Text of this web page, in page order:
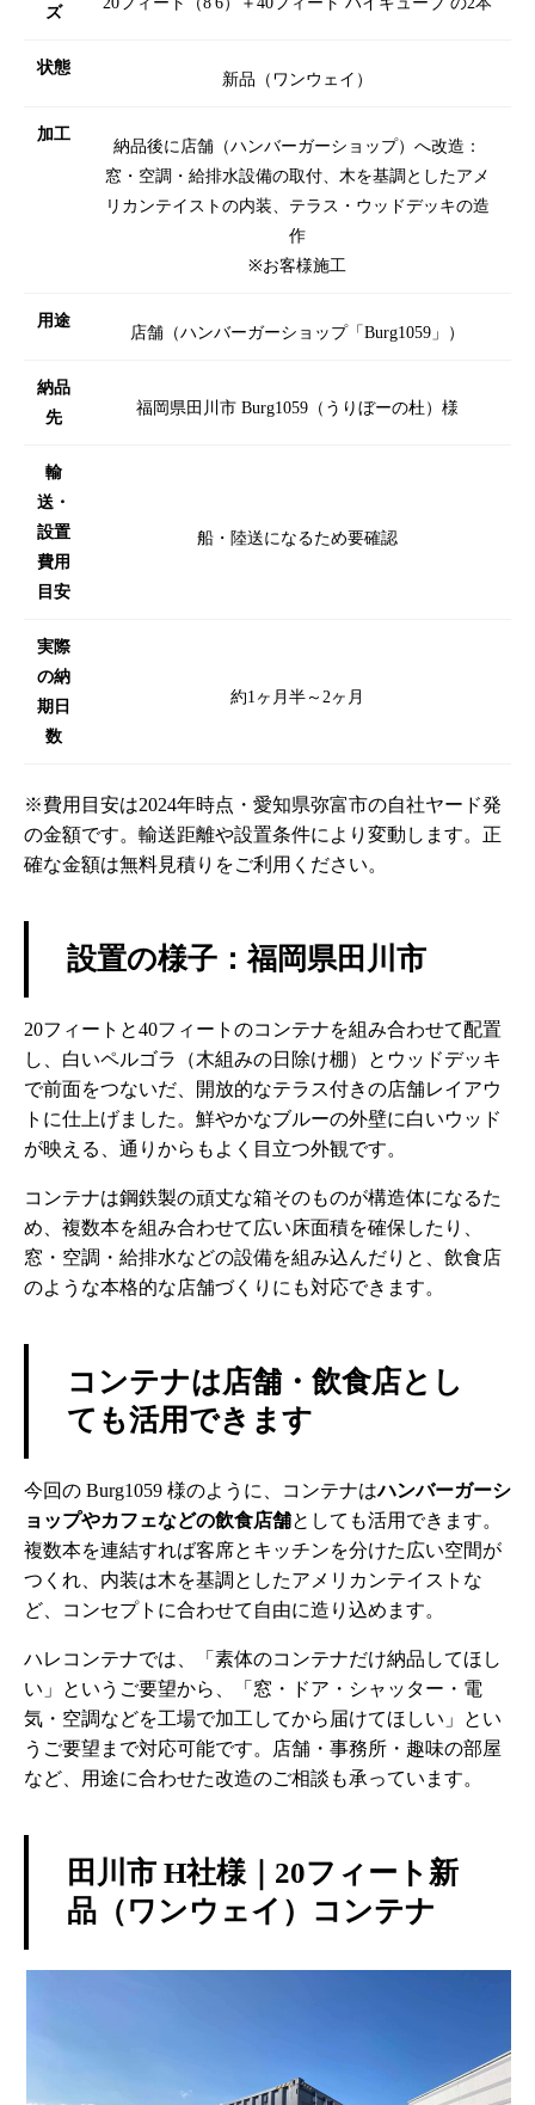
ズ
状態
新品（ワンウェイ）
加工
納品後に店舗（ハンバーガーショップ）へ改造：
窓・空調・給排水設備の取付、木を基調としたアメ
リカンテイストの内装、テラス・ウッドデッキの造
作
※お客様施工
用途
店舗（ハンバーガーショップ「Burg1059」）
納品
先
福岡県田川市 Burg1059（うりぼーの杜）様
輸
送・
設置
費用
目安
船・陸送になるため要確認
実際
の納
期日
数
約1ヶ月半～2ヶ月
※費用目安は2024年時点・愛知県弥富市の自社ヤード発
の金額です。輸送距離や設置条件により変動します。正
確な金額は無料見積りをご利用ください。
設置の様子：福岡県田川市
20フィートと40フィートのコンテナを組み合わせて配置
し、白いペルゴラ（木組みの日除け棚）とウッドデッキ
で前面をつないだ、開放的なテラス付きの店舗レイアウ
トに仕上げました。鮮やかなブルーの外壁に白いウッド
が映える、通りからもよく目立つ外観です。
コンテナは鋼鉄製の頑丈な箱そのものが構造体になるた
め、複数本を組み合わせて広い床面積を確保したり、
窓・空調・給排水などの設備を組み込んだりと、飲食店
のような本格的な店舗づくりにも対応できます。
コンテナは店舗・飲食店とし
ても活用できます
今回の Burg1059 様のように、コンテナはハンバーガーシ
ョップやカフェなどの飲食店舗としても活用できます。
複数本を連結すれば客席とキッチンを分けた広い空間が
つくれ、内装は木を基調としたアメリカンテイストな
ど、コンセプトに合わせて自由に造り込めます。
ハレコンテナでは、「素体のコンテナだけ納品してほし
い」というご要望から、「窓・ドア・シャッター・電
気・空調などを工場で加工してから届けてほしい」とい
うご要望まで対応可能です。店舗・事務所・趣味の部屋
など、用途に合わせた改造のご相談も承っています。
田川市 H社様｜20フィート新
品（ワンウェイ）コンテナ